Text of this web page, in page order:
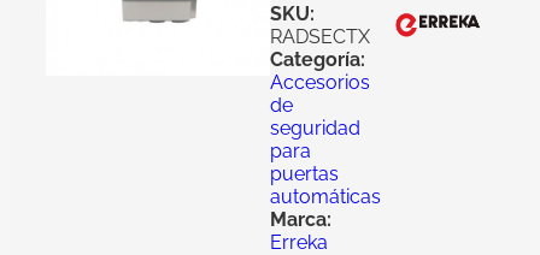
SKU:
RADSECTX
Categoría:
Accesorios
de
seguridad
para
puertas
automáticas
Marca:
Erreka